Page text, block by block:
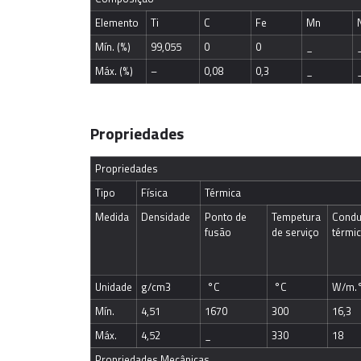
Elemento
Ti C Fe Mn
Mín. (%)
99,055 0 0
Máx. (%)
– 0,08 0,3
Propriedades
Propriedades
Tipo
Física Térmica
Medida
Densidade
Ponto de
fusão
Tempetura
de serviço
Unidade g/cm3 °C °C W/
Mín.
4,51 1670 300 16,3
Máx.
4,52 330 18